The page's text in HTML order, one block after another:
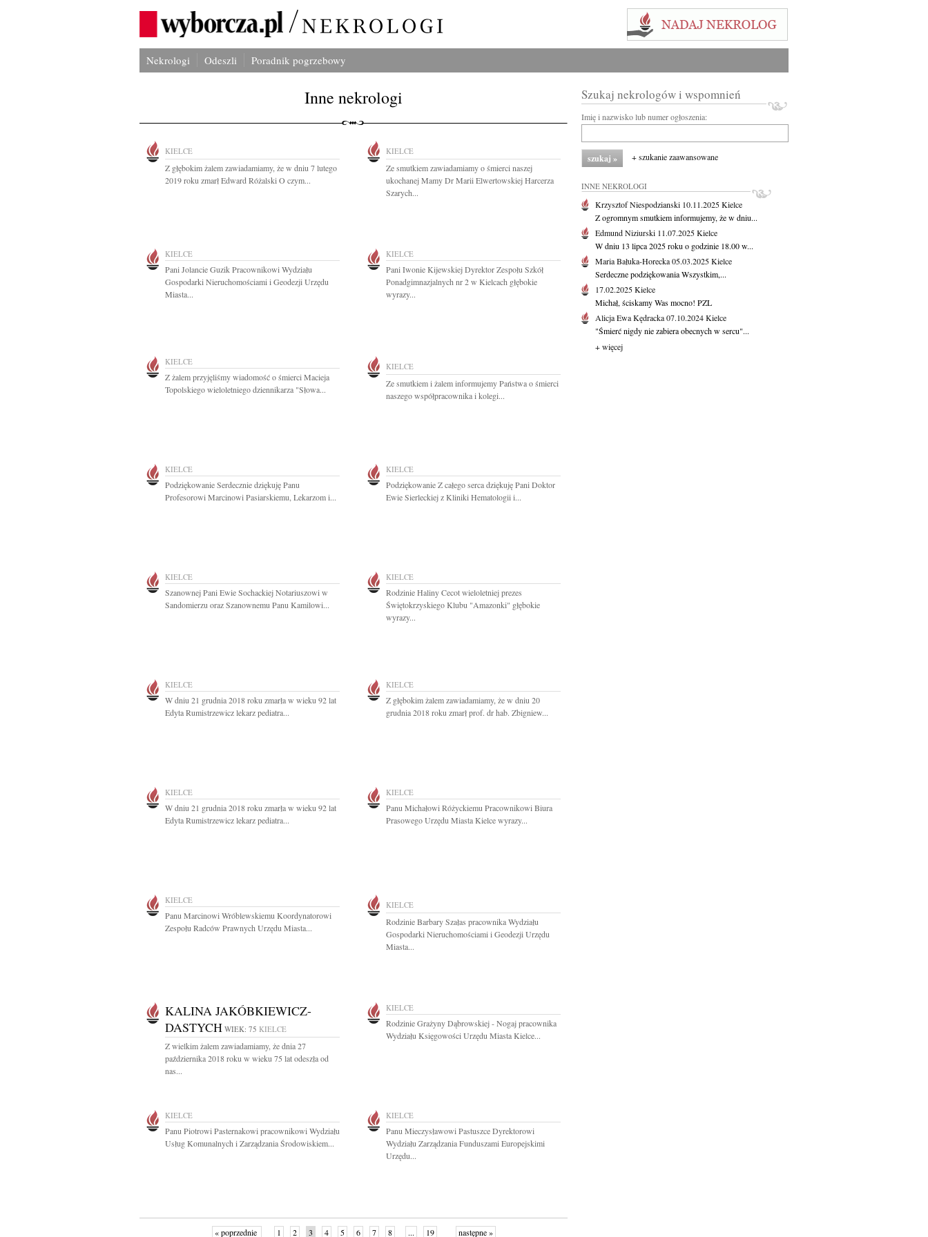
Nekrologi Odeszli Poradnik pogrzebowy
Inne nekrologi
KIELCE
Z głębokim żalem zawiadamiamy, że w dniu 7 lutego
2019 roku zmarł Edward Różalski O czym...
KIELCE
Ze smutkiem zawiadamiamy o śmierci naszej
ukochanej Mamy Dr Marii Elwertowskiej Harcerza
Szarych...
KIELCE
Pani Jolancie Guzik Pracownikowi Wydziału
Gospodarki Nieruchomościami i Geodezji Urzędu
Miasta...
KIELCE
Pani Iwonie Kijewskiej Dyrektor Zespołu Szkół
Ponadgimnazjalnych nr 2 w Kielcach głębokie
wyrazy...
KIELCE
Z żalem przyjęliśmy wiadomość o śmierci Macieja
Topolskiego wieloletniego dziennikarza "Słowa...
KIELCE
Ze smutkiem i żalem informujemy Państwa o śmierci
naszego współpracownika i kolegi...
KIELCE
Podziękowanie Serdecznie dziękuję Panu
Profesorowi Marcinowi Pasiarskiemu, Lekarzom i...
KIELCE
Podziękowanie Z całego serca dziękuję Pani Doktor
Ewie Sierleckiej z Kliniki Hematologii i...
KIELCE
Szanownej Pani Ewie Sochackiej Notariuszowi w
Sandomierzu oraz Szanownemu Panu Kamilowi...
KIELCE
Rodzinie Haliny Cecot wieloletniej prezes
Świętokrzyskiego Klubu "Amazonki" głębokie
wyrazy...
KIELCE
W dniu 21 grudnia 2018 roku zmarła w wieku 92 lat
Edyta Rumistrzewicz lekarz pediatra...
KIELCE
Z głębokim żalem zawiadamiamy, że w dniu 20
grudnia 2018 roku zmarł prof. dr hab. Zbigniew...
KIELCE
W dniu 21 grudnia 2018 roku zmarła w wieku 92 lat
Edyta Rumistrzewicz lekarz pediatra...
KIELCE
Panu Michałowi Różyckiemu Pracownikowi Biura
Prasowego Urzędu Miasta Kielce wyrazy...
KIELCE
Panu Marcinowi Wróblewskiemu Koordynatorowi
Zespołu Radców Prawnych Urzędu Miasta...
KIELCE
Rodzinie Barbary Szałas pracownika Wydziału
Gospodarki Nieruchomościami i Geodezji Urzędu
Miasta...
KALINA JAKÓBKIEWICZ-
DASTYCH WIEK: 75 KIELCE
Z wielkim żalem zawiadamiamy, że dnia 27
października 2018 roku w wieku 75 lat odeszła od
nas...
KIELCE
Rodzinie Grażyny Dąbrowskiej - Nogaj pracownika
Wydziału Księgowości Urzędu Miasta Kielce...
KIELCE
Panu Piotrowi Pasternakowi pracownikowi Wydziału
Usług Komunalnych i Zarządzania Środowiskiem...
KIELCE
Panu Mieczysławowi Pastuszce Dyrektorowi
Wydziału Zarządzania Funduszami Europejskimi
Urzędu...
« poprzednie 1 2 3 4 5 6 7 8 ... 19 następne »
Szukaj nekrologów i wspomnień
Imię i nazwisko lub numer ogłoszenia:
+ szukanie zaawansowane
INNE NEKROLOGI
Krzysztof Niespodzianski 10.11.2025Kielce
Z ogromnym smutkiem informujemy, że w dniu...
Edmund Niziurski 11.07.2025Kielce
W dniu 13 lipca 2025 roku o godzinie 18.00 w...
Maria Bałuka-Horecka05.03.2025Kielce
Serdeczne podziękowania Wszystkim,...
17.02.2025Kielce
Michał, ściskamy Was mocno! PZL
Alicja Ewa Kędracka07.10.2024Kielce
"Śmierć nigdy nie zabiera obecnych w sercu"...
+ więcej